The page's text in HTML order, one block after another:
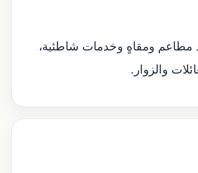
ومقاهٍ وخدمات شاطئية،
والزوار.